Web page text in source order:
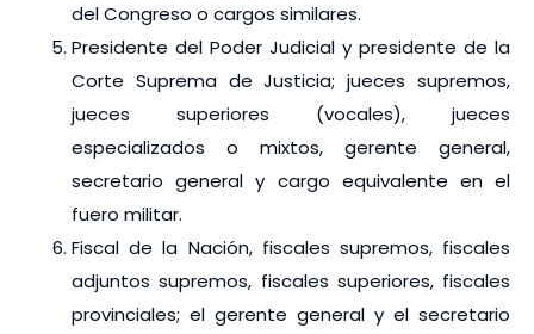
del Congreso o cargos similares.
Presidente del Poder Judicial y presidente de la
Corte Suprema de Justicia; jueces supremos,
jueces superiores (vocales), jueces
especializados o mixtos, gerente general,
secretario general y cargo equivalente en el
fuero militar.
Fiscal de la Nación, fiscales supremos, fiscales
adjuntos supremos, fiscales superiores, fiscales
provinciales; el gerente general y el secretario